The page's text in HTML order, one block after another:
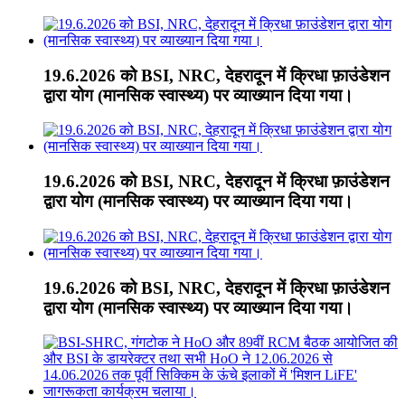
19.6.2026 को BSI, NRC, देहरादून में क्रिधा फ़ाउंडेशन
द्वारा योग (मानसिक स्वास्थ्य) पर व्याख्यान दिया गया।
19.6.2026 को BSI, NRC, देहरादून में क्रिधा फ़ाउंडेशन
द्वारा योग (मानसिक स्वास्थ्य) पर व्याख्यान दिया गया।
19.6.2026 को BSI, NRC, देहरादून में क्रिधा फ़ाउंडेशन
द्वारा योग (मानसिक स्वास्थ्य) पर व्याख्यान दिया गया।